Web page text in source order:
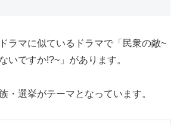
ラマに似ているドラマで「民衆の敵~
いですか!?~」があります。
・選挙がテーマとなっています。